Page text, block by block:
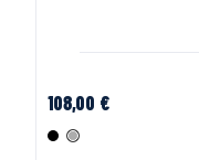
108,00 €
NoirGris